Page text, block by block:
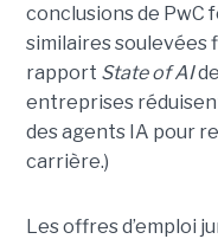
conclusions de PwC
similaires soulevées
rapport State of AI
entreprises
des agents IA pour
carrière.)
Les offres d’emploi